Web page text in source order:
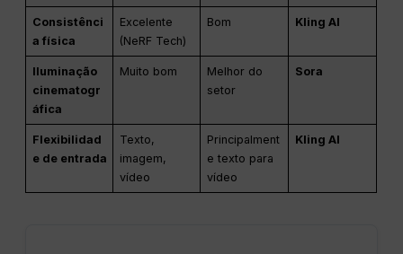
Consistênci
a física
Excelente
(NeRF Tech)
Bom Kling AI
Iluminação
cinematogr
áfica
Muito bom
Melhor do
setor
Sora
Flexibilidad
e de entrada
Texto,
imagem,
vídeo
Principalment
e texto para
vídeo
Kling AI